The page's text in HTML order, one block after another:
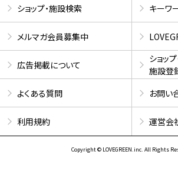
ショップ・施設検索 キーワ
メルマガ会員募集中
広告掲載について
ショップ
施設登
よくある質問
お問い
利用規約 運営会
Copyright © LOVEGREEN.inc. All Rights